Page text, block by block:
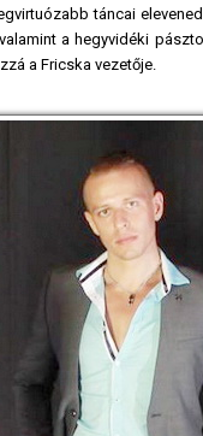
táncai
a hegyvidéki
a Fricska vezetője.